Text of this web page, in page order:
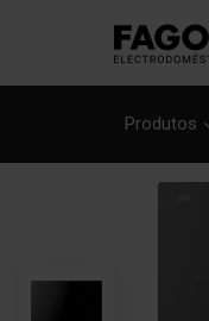
Produtos